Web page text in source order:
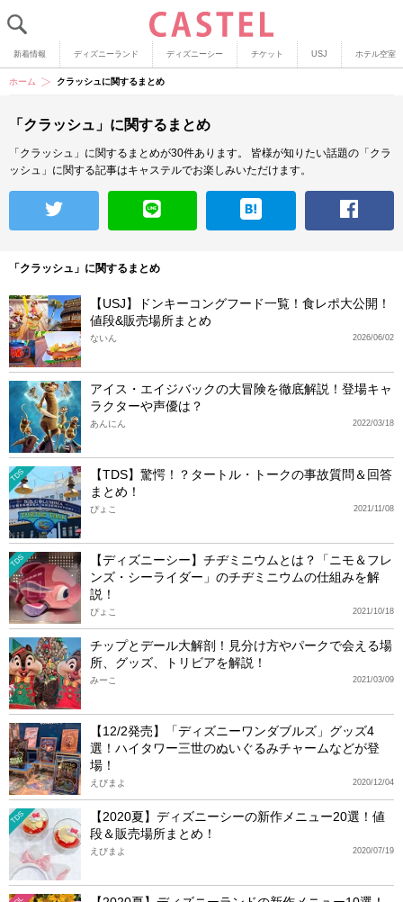
新着情報 ディズニーランド ディズニーシー チケット USJ ホテル空室
ホーム クラッシュに関するまとめ
「クラッシュ」に関するまとめ
「クラッシュ」に関するまとめが30件あります。
皆様が知りたい話題の「クラ
ッシュ」に関する記事はキャステルでお楽しみいただけます。
「クラッシュ」に関するまとめ
【USJ】ドンキーコングフード一覧！食レポ大公開！
値段&販売場所まとめ
2026/06/02
ないん
アイス・エイジバックの大冒険を徹底解説！登場キャ
ラクターや声優は？
2022/03/18
あんにん
TDS
【TDS】驚愕！？タートル・トークの事故質問＆回答
まとめ！
2021/11/08
ぴょこ
TDS
【ディズニーシー】チヂミニウムとは？「ニモ＆フレ
ンズ・シーライダー」のチヂミニウムの仕組みを解
説！
2021/10/18
ぴょこ
チップとデール大解剖！見分け方やパークで会える場
所、グッズ、トリビアを解説！
2021/03/09
みーこ
【12/2発売】「ディズニーワンダブルズ」グッズ4
選！ハイタワー三世のぬいぐるみチャームなどが登
場！
2020/12/04
えびまよ
TDS
【2020夏】ディズニーシーの新作メニュー20選！値
段＆販売場所まとめ！
2020/07/19
えびまよ